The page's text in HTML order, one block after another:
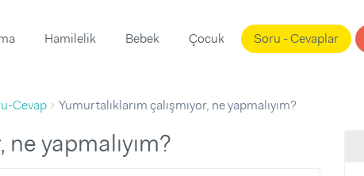
Hamilelik Bebek Çocuk Soru - Cevaplar
Cevap Yumurtalıklarım çalışmıyor, ne yapmalıyım?
ne yapmalıyım?